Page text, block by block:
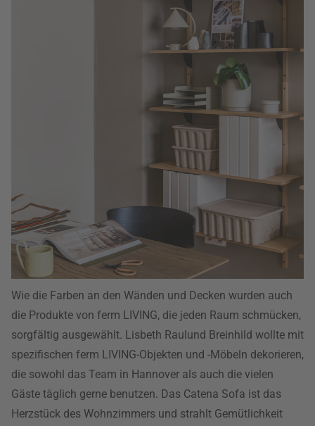
Wie die Farben an den Wänden und Decken wurden auch
die Produkte von ferm LIVING, die jeden Raum schmücken,
sorgfältig ausgewählt. Lisbeth Raulund Breinhild wollte mit
spezifischen ferm LIVING-Objekten und -Möbeln dekorieren,
die sowohl das Team in Hannover als auch die vielen
Gäste täglich gerne benutzen. Das Catena Sofa ist das
Herzstück des Wohnzimmers und strahlt Gemütlichkeit